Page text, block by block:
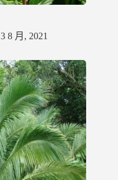
3 8 月, 2021